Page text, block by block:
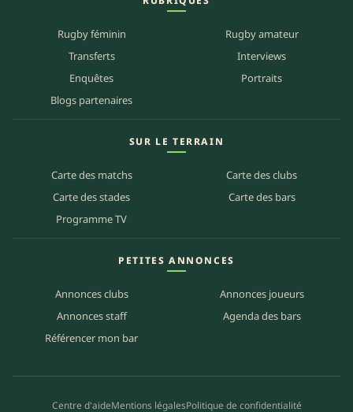
Rugby féminin
Rugby amateur
Transferts
Interviews
Enquêtes
Portraits
Blogs partenaires
SUR LE TERRAIN
Carte des matchs
Carte des clubs
Carte des stades
Carte des bars
Programme TV
PETITES ANNONCES
Annonces clubs
Annonces joueurs
Annonces staff
Agenda des bars
Référencer mon bar
Centre d'aideMentions légalesPolitique de confidentialité